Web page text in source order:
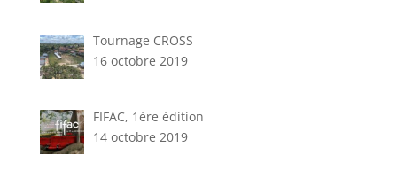
Tournage CROSS
16 octobre 2019
FIFAC, 1ère édition
14 octobre 2019